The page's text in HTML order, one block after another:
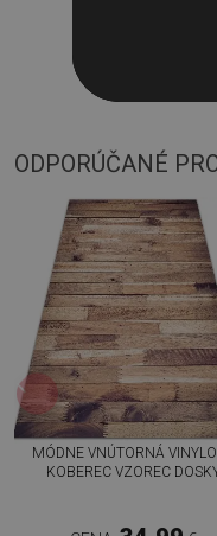
ODPORÚČANÉ
MÓDNE VNÚTORNÁ
KOBEREC VZOREC